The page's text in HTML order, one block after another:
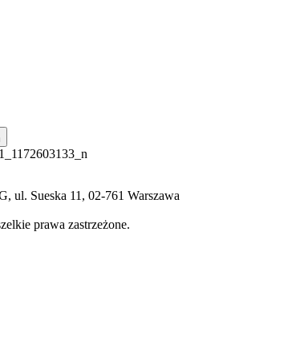
ul. Sueska 11, 02-761 Warszawa
prawa zastrzeżone.